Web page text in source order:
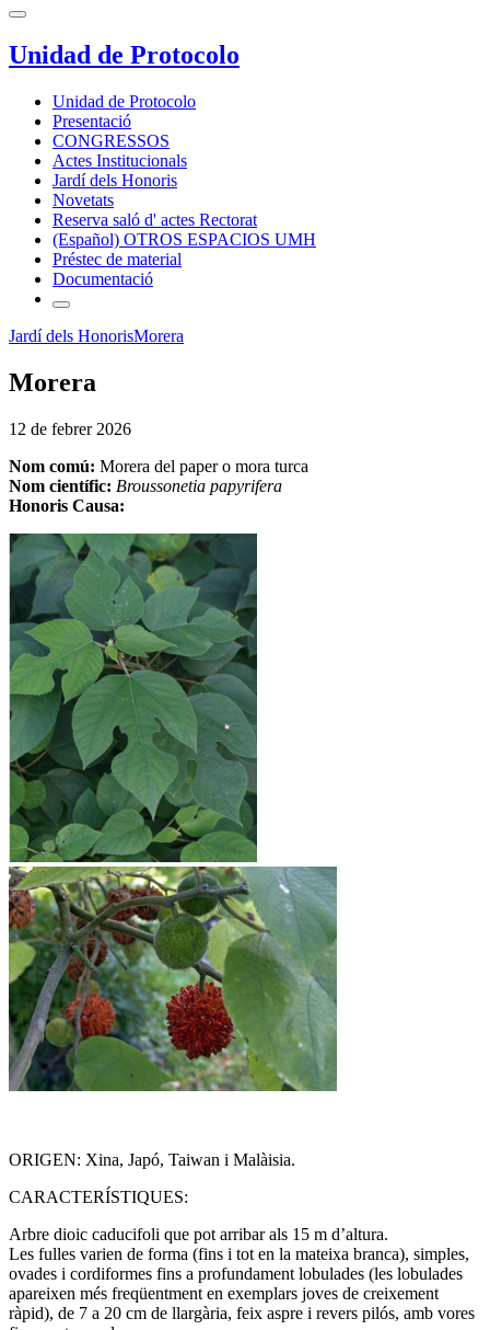
Unidad de Protocolo
Unidad de Protocolo
Presentació
CONGRESSOS
Actes Institucionals
Jardí dels Honoris
Novetats
Reserva saló d' actes Rectorat
(Español) OTROS ESPACIOS UMH
Préstec de material
Documentació
Jardí dels HonorisMorera
Morera
12 de febrer 2026
Nom comú: Morera del paper o mora turca
Nom científic: Broussonetia papyrifera
Honoris Causa:
ORIGEN: Xina, Japó, Taiwan i Malàisia.
CARACTERÍSTIQUES:
Arbre dioic caducifoli que pot arribar als 15 m d’altura.
Les fulles varien de forma (fins i tot en la mateixa branca), simples,
ovades i cordiformes fins a profundament lobulades (les lobulades
apareixen més freqüentment en exemplars joves de creixement
ràpid), de 7 a 20 cm de llargària, feix aspre i revers pilós, amb vores